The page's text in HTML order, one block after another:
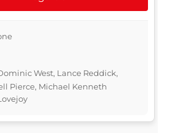
West, Lance Reddick,
Pierce, Michael Kenneth